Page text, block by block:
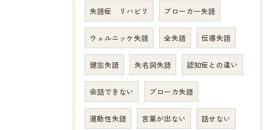
失語症 リハビリ ブローカー失語
ウェルニッケ失語 全失語 伝導失語
健忘失語 失名詞失語 認知症との違い
会話できない ブローカ失語
運動性失語 言葉が出ない 話せない